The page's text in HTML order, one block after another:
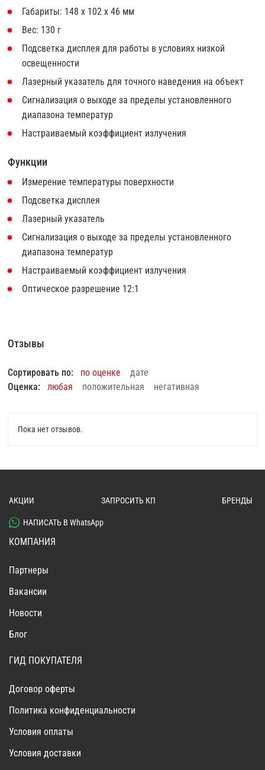
Габариты: 148 x 102 x 46 мм
Вес: 130 г
Подсветка дисплея для работы в условиях низкой
освещенности
Лазерный указатель для точного наведения на объект
Сигнализация о выходе за пределы установленного
диапазона температур
Настраиваемый коэффициент излучения
Функции
Измерение температуры поверхности
Подсветка дисплея
Лазерный указатель
Сигнализация о выходе за пределы установленного
диапазона температур
Настраиваемый коэффициент излучения
Оптическое разрешение 12:1
Отзывы
Сортировать по: по оценке
дате
Оценка:
любая положительная негативная
Пока нет отзывов.
АКЦИИ ЗАПРОСИТЬ КП БРЕНДЫ
НАПИСАТЬ В WhatsApp
КОМПАНИЯ
Партнеры
Вакансии
Новости
Блог
ГИД ПОКУПАТЕЛЯ
Договор оферты
Политика конфиденциальности
Условия оплаты
Условия доставки